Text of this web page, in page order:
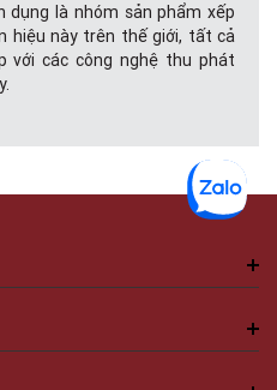
là nhóm sản phẩm xếp
hiệu này trên thế giới, tất cả
với các công nghệ thu phát
làm truyền thông, ngoài ra
ai yêu thích lĩnh vực âm
thể như: sinh viên, học sinh,
chuyên gia sản xuất phim ảnh.
và có thể mở rộng trong
đa cho mọi nhu cầu sản xuất
lĩnh vực âm thanh và hình